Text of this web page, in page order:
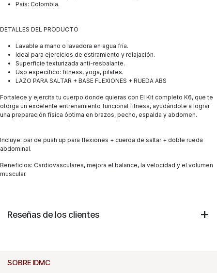
País: Colombia.
DETALLES DEL PRODUCTO
Lavable a mano o lavadora en agua fría.
Ideal para ejercicios de estiramiento y relajación.
Superficie texturizada anti-resbalante.
Uso específico: fitness, yoga, pilates.
LAZO PARA SALTAR + BASE FLEXIONES + RUEDA ABS
Fortalece y ejercita tu cuerpo donde quieras con El Kit completo K6, que te
otorga un excelente entrenamiento funcional fitness, ayudándote a lograr
una preparación física óptima en brazos, pecho, espalda y abdomen.
Incluye: par de push up para flexiones + cuerda de saltar + doble rueda
abdominal.
Beneficios: Cardiovasculares, mejora el balance, la velocidad y el volumen
muscular.
Reseñas de los clientes
SOBRE IDMC